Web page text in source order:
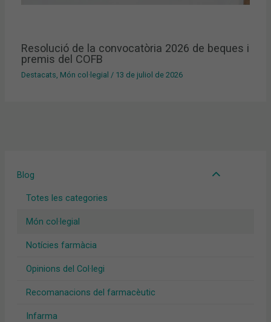
Blog
Totes les categories
Món col·legial
Notícies farmàcia
Opinions del Col·legi
Recomanacions del farmacèutic
Infarma
Resolució de la convocatòria 2026 de beques i
premis del COFB
Destacats Món col·legial / 13 de juliol de 2026